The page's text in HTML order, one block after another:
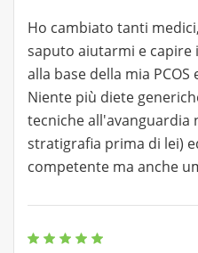
Ho cambiato tanti
saputo aiutarmi e
alla base della mia
Niente più diete
tecniche all'avanguardia
stratigrafia prima di lei)
competente ma anche